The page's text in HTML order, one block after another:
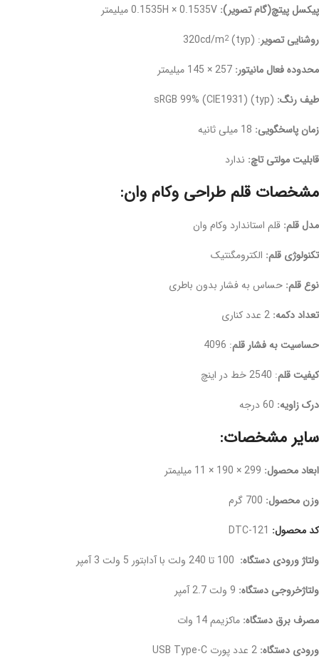
پیکسل پیتچ(گام تصویر):
روشنایی تصویر: 320cd/m
2(typ)
محدوده فعال مانیتور:
طیف رنگ:
زمان پاسخگویی:
قابلیت مولتی تاچ: ندارد
مشخصات قلم طراحی وکام وان:
مدل قلم: قلم استاندارد وکام وان
تکنولوژی قلم: الکترومگنتیک
نوع قلم: حساس به فشار بدون باطری
تعداد دکمه:
حساسیت به فشار قلم: 4096
کیفیت قلم: 2540 خط در اینچ
درک زاویه:
سایر مشخصات:
ابعاد محصول:
وزن محصول: 700 گرم
کد محصول: DTC-121
ولتاژ ورودی دستگاه:
ولتاژخروجی دستگاه:
مصرف برق دستگاه: ماکزیمم 14 وات
ورودی دستگاه: